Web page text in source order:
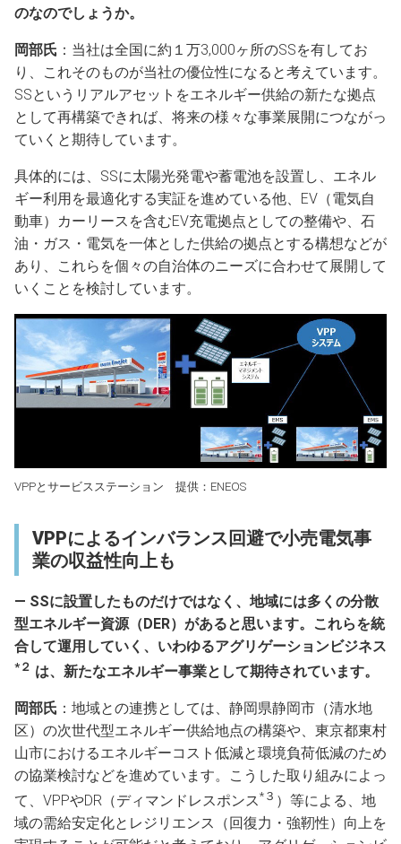
のなのでしょうか。
岡部氏 ：当社は全国に約１万3,000ヶ所のSSを有してお
り、これそのものが当社の優位性になると考えています。
SSというリアルアセットをエネルギー供給の新たな拠点
として再構築できれば、将来の様々な事業展開につながっ
ていくと期待しています。
具体的には、SSに太陽光発電や蓄電池を設置し、エネル
ギー利用を最適化する実証を進めている他、EV（電気自
動車）カーリースを含むEV充電拠点としての整備や、石
油・ガス・電気を一体とした供給の拠点とする構想などが
あり、これらを個々の自治体のニーズに合わせて展開して
いくことを検討しています。
VPPとサービスステーション 提供：ENEOS
VPPによるインバランス回避で小売電気事
業の収益性向上も
― SSに設置したものだけではなく、地域には多くの分散
型エネルギー資源（DER）があると思います。これらを統
合して運用していく、いわゆるアグリゲーションビジネス
*２ は、新たなエネルギー事業として期待されています。
岡部氏 ：地域との連携としては、静岡県静岡市（清水地
区）の次世代型エネルギー供給地点の構築や、東京都東村
山市におけるエネルギーコスト低減と環境負荷低減のため
の協業検討などを進めています。こうした取り組みによっ
て、VPPやDR（ディマンドレスポンス*３ ）等による、地
域の需給安定化とレジリエンス（回復力・強靭性）向上を